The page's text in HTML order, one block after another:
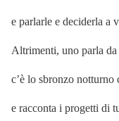
e parlarle e deciderla a
Altrimenti, uno parla
c’è lo sbronzo notturno
e racconta i progetti di